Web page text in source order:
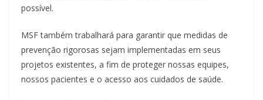
possível.
MSF também trabalhará para garantir que medidas de
prevenção rigorosas sejam implementadas em seus
projetos existentes, a fim de proteger nossas equipes,
nossos pacientes e o acesso aos cuidados de saúde.